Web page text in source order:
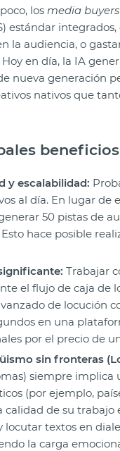
los media buyers
estándar
la audiencia, o
en día, la IA
nueva generación
nativos que
y escalabilidad:
al día. En lugar de
50 pistas de
hace posible
Trabajar
el flujo de caja de
de locución
en una
por el precio de
sin fronteras
siempre implica
(por ejemplo,
calidad de su
locutar textos en
la carga